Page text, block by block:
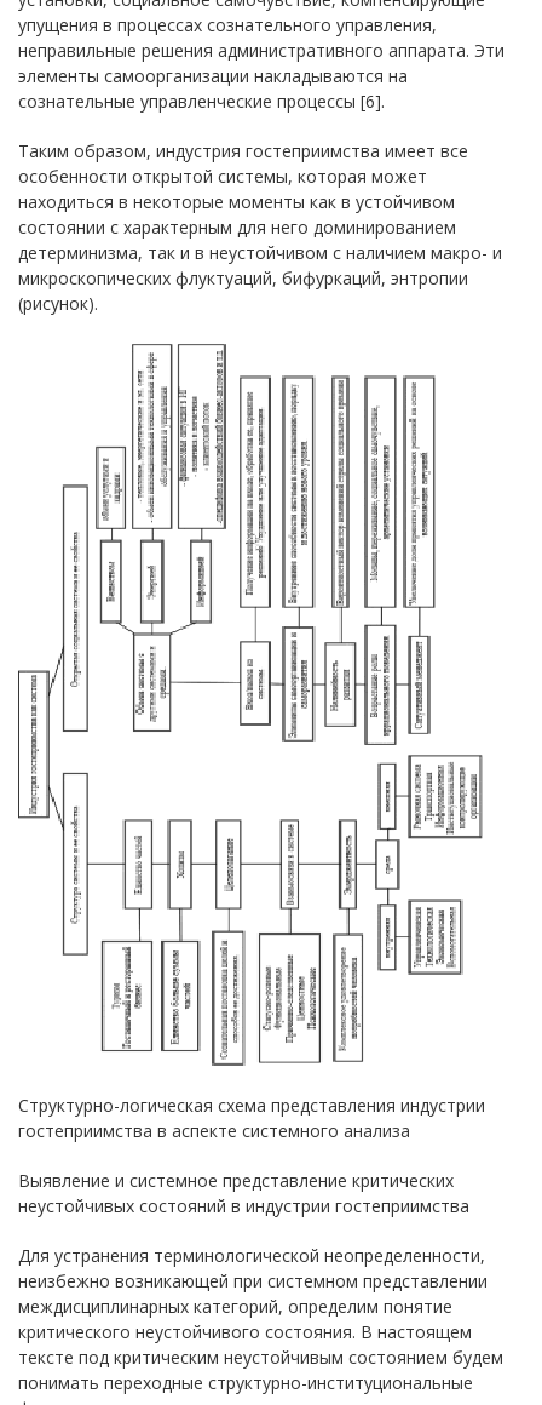
упущения в процессах сознательного управления,
неправильные решения административного аппарата. Эти
элементы самоорганизации накладываются на
сознательные управленческие процессы [6].
Таким образом, индустрия гостеприимства имеет все
особенности открытой системы, которая может
находиться в некоторые моменты как в устойчивом
состоянии с характерным для него доминированием
детерминизма, так и в неустойчивом с наличием макро- и
микроскопических флуктуаций, бифуркаций, энтропии
(рисунок).
Структурно-логическая схема представления индустрии
гостеприимства в аспекте системного анализа
Выявление и системное представление критических
неустойчивых состояний в индустрии гостеприимства
Для устранения терминологической неопределенности,
неизбежно возникающей при системном представлении
междисциплинарных категорий, определим понятие
критического неустойчивого состояния. В настоящем
тексте под критическим неустойчивым состоянием будем
понимать переходные структурно-институциональные